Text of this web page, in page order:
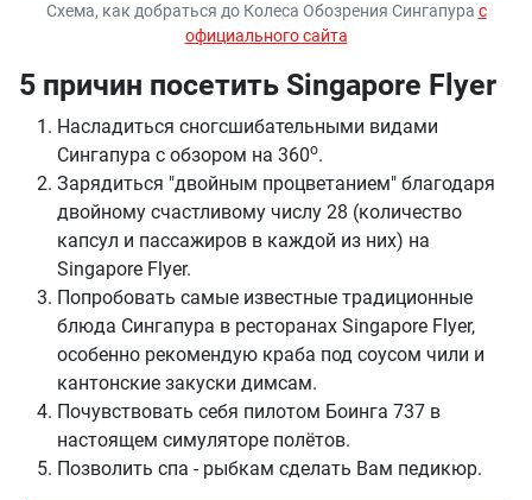
Схема, как добраться до Колеса Обозрения Сингапура с
официального сайта
5 причин посетить Singapore Flyer
Насладиться сногсшибательными видами
Сингапура с обзором на 360о.
Зарядиться "двойным процветанием" благодаря
двойному счастливому числу 28 (количество
капсул и пассажиров в каждой из них) на
Singapore Flyer.
Попробовать самые известные традиционные
блюда Сингапура в ресторанах Singapore Flyer,
особенно рекомендую краба под соусом чили и
кантонские закуски димсам.
Почувствовать себя пилотом Боинга 737 в
настоящем симуляторе полётов.
Позволить спа - рыбкам сделать Вам педикюр.